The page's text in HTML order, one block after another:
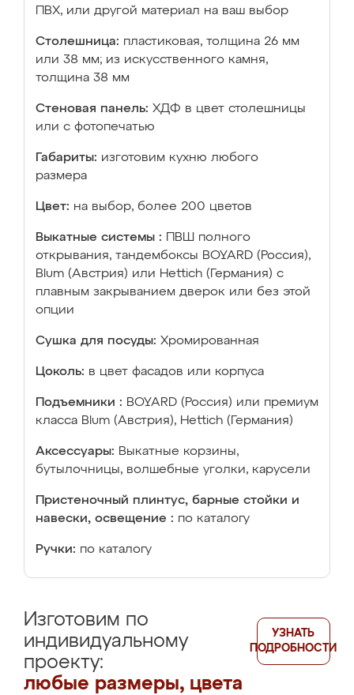
ПВХ, или другой материал на ваш выбор
Столешница: пластиковая, толщина 26 мм
или 38 мм; из искусственного камня,
толщина 38 мм
Стеновая панель: ХДФ в цвет столешницы
или с фотопечатью
Габариты: изготовим кухню любого
размера
Цвет: на выбор, более 200 цветов
Выкатные системы :
ПВШ полного
открывания, тандембоксы BOYARD (Россия),
Blum (Австрия) или Hettich (Германия) с
плавным закрыванием дверок или без этой
опции
Сушка для посуды: Хромированная
Цоколь: в цвет фасадов или корпуса
Подъемники : BOYARD (Россия) или премиум
класса Blum (Австрия), Hettich (Германия)
Аксессуары: Выкатные корзины,
бутылочницы, волшебные уголки, карусели
Пристеночный плинтус, барные стойки и
навески, освещение : по каталогу
Ручки: по каталогу
Изготовим по
индивидуальному
проекту:
любые размеры, цвета
УЗНАТЬ
ПОДРОБНОСТИ